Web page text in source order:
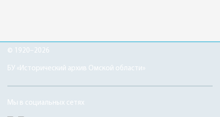
© 1920–2026
БУ «Исторический архив Омской области»
Мы в социальных сетях